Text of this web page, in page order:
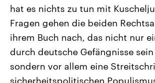
Landtagswahl Sachsen-Anhalt
2026
Alle Informationen
Sachsen-Anhalt wählt am 6.
September 2026 einen neuen
Bundesland von einer Koalition aus
den
mit
hat es nichts zu tun mit
Fragen gehen die beiden
ihrem Buch nach, das nicht nur
durch deutsche Gefängnisse
sondern vor allem eine
sicherheitspolitischen